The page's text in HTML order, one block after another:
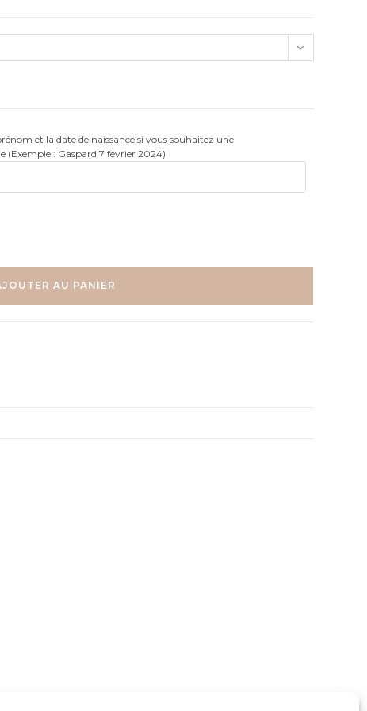
et la date de naissance si vous souhaitez une
(Exemple : Gaspard 7 février 2024)
AU PANIER